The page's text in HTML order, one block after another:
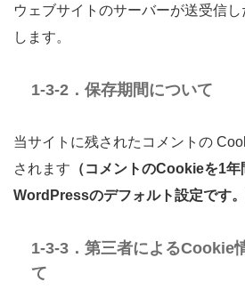
ウェブサイトのサーバーが送受信
します。
1-3-2．保存期間について
当サイトに残されたコメントの
されます （コメントのCookieを1
WordPressのデフォルト設定です。
1-3-3．第三者によるCookie
て